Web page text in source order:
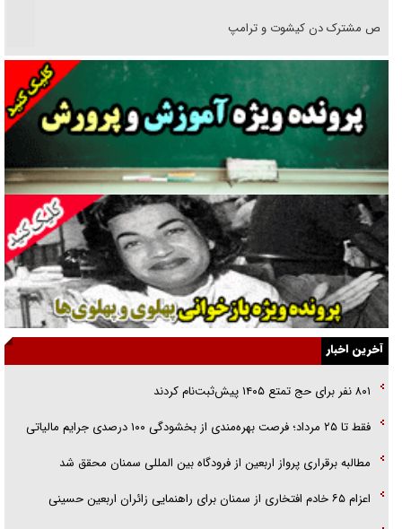
رقص مشترک دن کیشوت و ترامپ
دنده دولت به واگذاری مسئله‌دار ایران‌خودرو/ خصوصی‌سازی یا انحصار؟
غریزه‌ی بقا و آقای باقی و رفقا
جراحی‌های زیبایی با مدرک فوق‌دیپلم! + گفت‌وگو با متهم
گفت‌وگو با همسر یکی از شهدای جنگ رمضان/ پیکر بی‌سر شهید را از
انگشت‌های پا شناسایی کردیم
نسلی که آنلاین الگو می‌گیرد
گفت‌وگو با آیت‌الله جاودان/ جفای مخالفان مکانت معنوی رهبر شهید را
ارتقا می‌داد
راننده مست به قانون می‌خندد
همه آقای دوربینی شده‌ایم!
قصه ناتمام سرویس مدارس
آیا مقاومت فلسطین خلع‌سلاح می‌شود؟
آخرین اخبار
۸۰۱ نفر برای حج تمتع ۱۴۰۵ پیش‌ثبت‌نام کردند
فقط تا ۲۵ مرداد؛ فرصت بهره‌مندی از بخشودگی ۱۰۰ درصدی جرایم مالیاتی
مطالبه برقراری پرواز اربعین از فرودگاه بین المللی سمنان محقق شد
اعزام ۶۵ خادم افتخاری از سمنان برای راهنمایی زائران اربعین حسینی